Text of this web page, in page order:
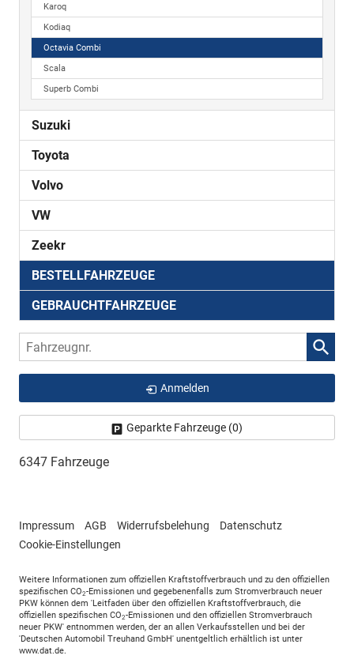
Karoq
Kodiaq
Octavia Combi
Scala
Superb Combi
Suzuki
Toyota
Volvo
VW
Zeekr
BESTELLFAHRZEUGE
GEBRAUCHTFAHRZEUGE
Fahrzeugnr.
Anmelden
Geparkte Fahrzeuge (0)
6347 Fahrzeuge
Impressum AGB Widerrufsbelehung
Datenschutz
Cookie-Einstellungen
Weitere Informationen zum offiziellen Kraftstoffverbrauch und zu den offiziellen
spezifischen CO2-Emissionen und gegebenenfalls zum Stromverbrauch neuer
PKW können dem 'Leitfaden über den offiziellen Kraftstoffverbrauch, die
offiziellen spezifischen CO2-Emissionen und den offiziellen Stromverbrauch
neuer PKW' entnommen werden, der an allen Verkaufsstellen und bei der
'Deutschen Automobil Treuhand GmbH' unentgeltlich erhältlich ist unter
www.dat.de.